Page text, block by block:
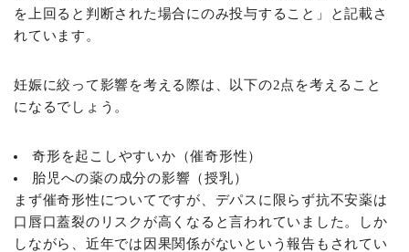
を上回ると判断された場合にのみ投与すること」と記載さ
れています。
妊娠に絞って影響を考える際は、以下の2点を考えること
になるでしょう。
奇形を起こしやすいか（催奇形性）
胎児への薬の成分の影響（授乳）
まず催奇形性についてですが、デパスに限らず抗不安薬は
口唇口蓋裂のリスクが高くなると言われていました。しか
しながら、近年では因果関係がないという報告もされてい